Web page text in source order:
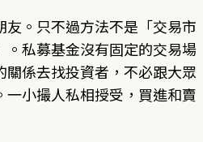
。只不過方法不是「交易市
私募基金沒有固定的交易場
係去找投資者，不必跟大眾
小撮人私相授受，買進和賣